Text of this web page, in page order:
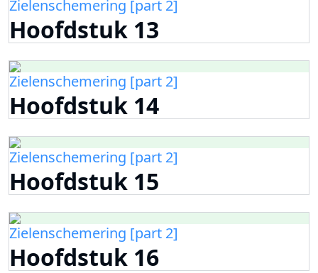
Zielenschemering [part 2]
Hoofdstuk 13
Zielenschemering [part 2]
Hoofdstuk 14
Zielenschemering [part 2]
Hoofdstuk 15
Zielenschemering [part 2]
Hoofdstuk 16